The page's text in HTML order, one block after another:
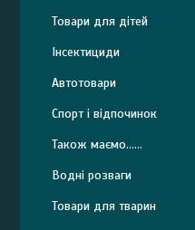
Товари для дітей
Інсектициди
Автотовари
Спорт і відпочинок
Також маємо......
Водні розваги
Товари для тварин